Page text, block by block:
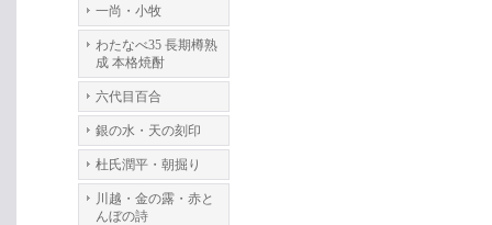
一尚・小牧
わたなべ35 長期樽熟
成 本格焼酎
六代目百合
銀の水・天の刻印
杜氏潤平・朝掘り
川越・金の露・赤と
んぼの詩